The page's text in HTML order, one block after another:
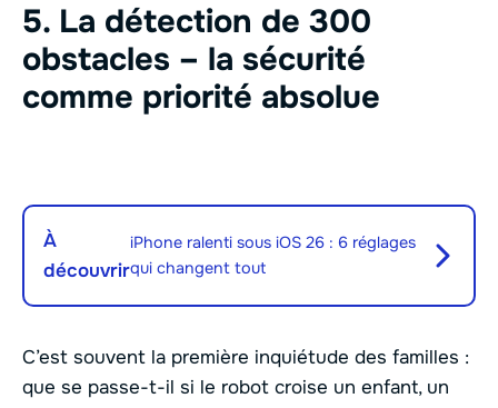
5. La détection de 300
obstacles – la sécurité
comme priorité absolue
À
découvrir
iPhone ralenti sous iOS 26 : 6 réglages
qui changent tout
C’est souvent la première inquiétude des familles :
que se passe-t-il si le robot croise un enfant, un